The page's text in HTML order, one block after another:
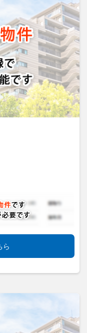
ら